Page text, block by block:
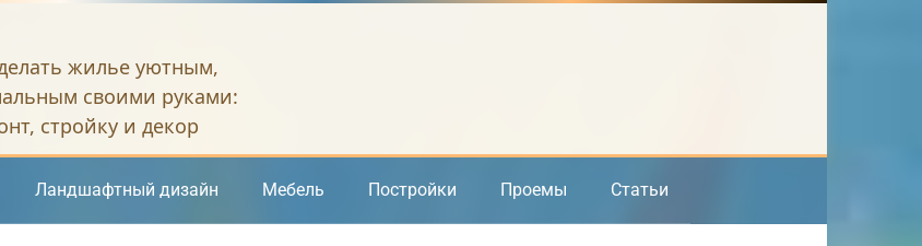
жилье уютным,
своими руками:
стройку и декор
Ландшафтный дизайн Мебель Постройки Проемы Статьи